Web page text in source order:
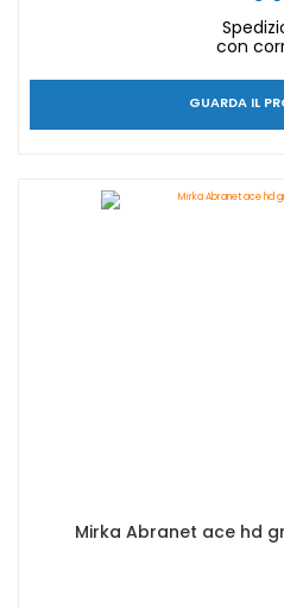
con
GUARDA IL
Mirka Abranet ace hd